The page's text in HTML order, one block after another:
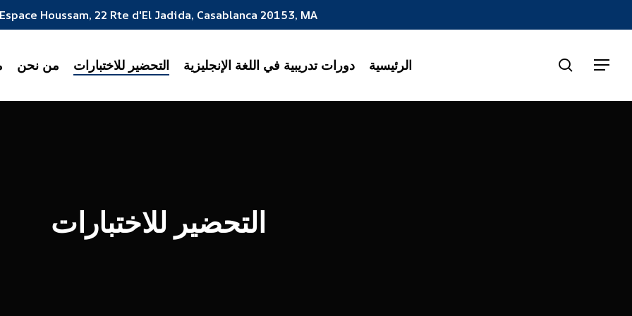
Espace Houssam, 22 Rte d'El Jadida, Casablanca 20153, MA
من نحن التحضير للاختبارات دورات تدريبية في اللغة الإنجليزية الرئيسية search
Menu
التحضير للاختبارات